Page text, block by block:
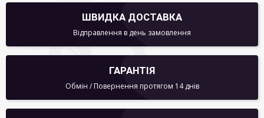
ШВИДКА ДОСТАВКА
Відправлення в день замовлення
ГАРАНТІЯ
Обмін / Повернення протягом 14 днів